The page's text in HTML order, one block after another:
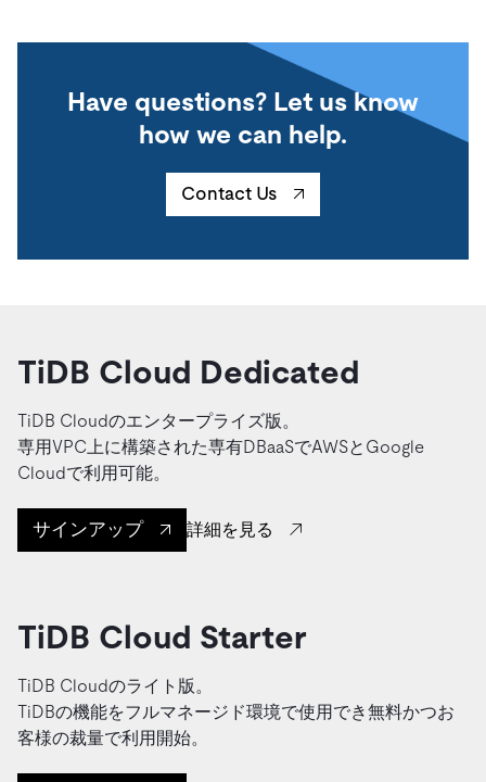
Have questions? Let us know
how we can help.
Contact Us
TiDB Cloud Dedicated
TiDB Cloudのエンタープライズ版。
専用VPC上に構築された専有DBaaSでAWSとGoogle
Cloudで利用可能。
サインアップ 詳細を見る
TiDB Cloud Starter
TiDB Cloudのライト版。
TiDBの機能をフルマネージド環境で使用でき無料かつお
客様の裁量で利用開始。